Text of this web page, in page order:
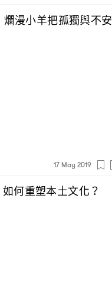
爛漫小羊把孤獨與不安
17 May 2019
如何重塑本土文化？